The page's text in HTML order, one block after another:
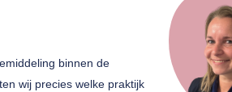
binnen de
wij precies welke praktijk